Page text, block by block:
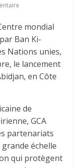
mondial
Ban Ki-
Nations unies,
le lancement
en Côte
de
GCA
partenariats
échelle
qui protègent